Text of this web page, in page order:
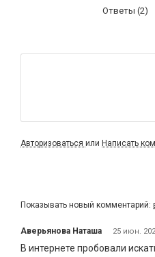
Ответы (2)
Авторизоваться или Написать
Показывать новый комментарий:
Аверьянова Наташа 25 июн.
В интернете пробовали